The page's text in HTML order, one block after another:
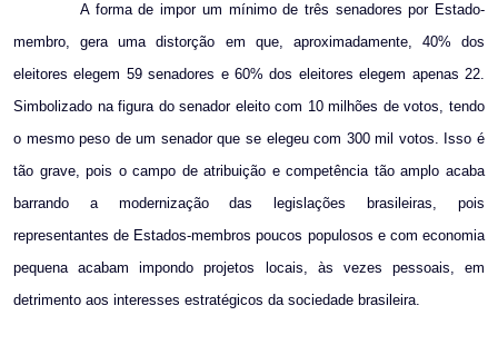
A forma de impor um mínimo de três senadores por Estado-
membro, gera uma distorção em que, aproximadamente, 40% dos
eleitores elegem 59 senadores e 60% dos eleitores elegem apenas 22.
Simbolizado na figura do senador eleito com 10 milhões de votos, tendo
o mesmo peso de um senador que se elegeu com 300 mil votos. Isso é
tão grave, pois o campo de atribuição e competência tão amplo acaba
barrando a modernização das legislações brasileiras, pois
representantes de Estados-membros poucos populosos e com economia
pequena acabam impondo projetos locais, às vezes pessoais, em
detrimento aos interesses estratégicos da sociedade brasileira.